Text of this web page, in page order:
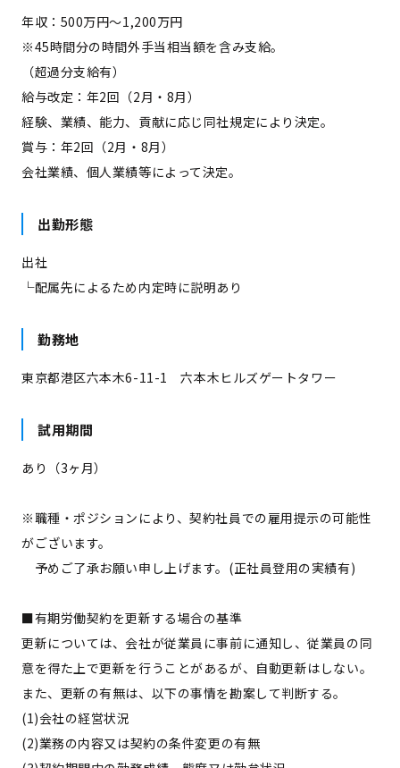
年収：500万円～1,200万円
※45時間分の時間外手当相当額を含み支給。
（超過分支給有）
給与改定：年2回（2月・8月）
経験、業績、能力、貢献に応じ同社規定により決定。
賞与：年2回（2月・8月）
会社業績、個人業績等によって決定。
出勤形態
出社
└配属先によるため内定時に説明あり
勤務地
東京都港区六本木6-11-1 六本木ヒルズゲートタワー
試用期間
あり（3ヶ月）
※職種・ポジションにより、契約社員での雇用提示の可能性
がございます。
予めご了承お願い申し上げます。(正社員登用の実績有)
■有期労働契約を更新する場合の基準
更新については、会社が従業員に事前に通知し、従業員の同
意を得た上で更新を行うことがあるが、自動更新はしない。
また、更新の有無は、以下の事情を勘案して判断する。
(1)会社の経営状況
(2)業務の内容又は契約の条件変更の有無